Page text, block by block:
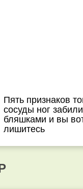
Пять признаков
сосуды ног
бляшками и вы
лишитесь